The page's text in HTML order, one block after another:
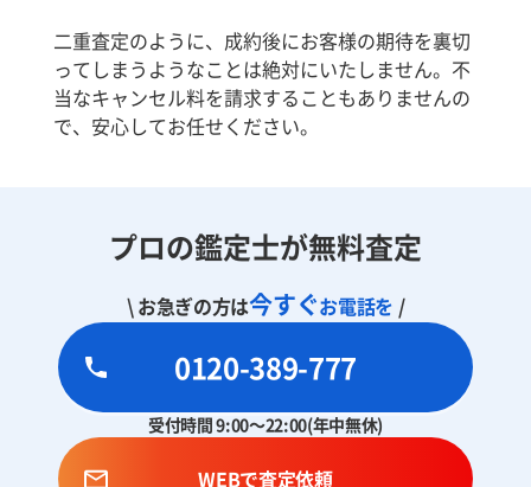
二重査定のように、成約後にお客様の期待を裏切
ってしまうようなことは絶対にいたしません。不
当なキャンセル料を請求することもありませんの
で、安心してお任せください。
プロの鑑定士が無料査定
\ お急ぎの方は今すぐお電話を /
0120-389-777
受付時間 9:00～22:00(年中無休)
WEBで査定依頼